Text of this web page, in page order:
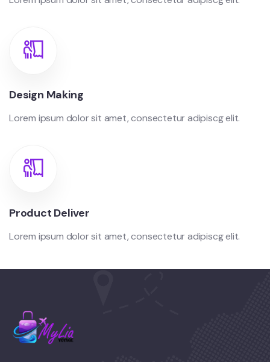
Design Making
Lorem ipsum dolor sit amet, consectetur adipiscg elit.
Product Deliver
Lorem ipsum dolor sit amet, consectetur adipiscg elit.